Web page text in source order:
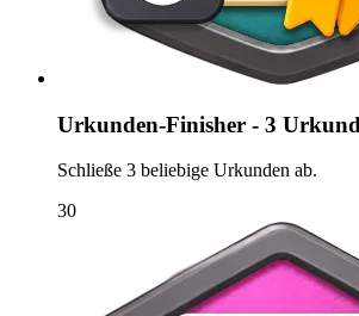
Urkunden-Finisher - 3
Schließe 3 beliebige Urkunden ab.
30